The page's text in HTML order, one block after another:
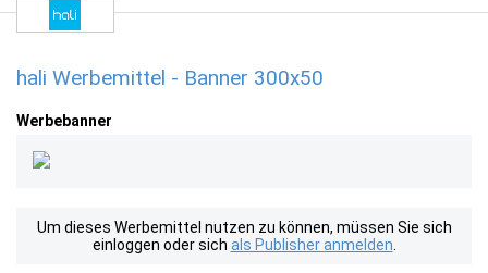
hali Werbemittel - Banner 300x50
Werbebanner
Um dieses Werbemittel nutzen zu können, müssen Sie sich
einloggen oder sich als Publisher anmelden